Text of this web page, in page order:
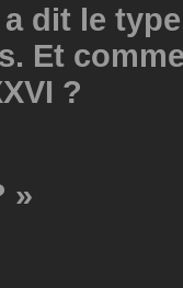
dit le
Et
?
? »